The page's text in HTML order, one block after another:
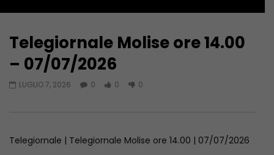
34:04
Telegiornale Molise ore 14.00 –
08/08/2026
Telegiornale Molise ore 14.00
– 07/07/2026
LUGLIO 7, 2026 0 0 0
Telegiornale | Telegiornale Molise ore 14.00 | 07/07/2026